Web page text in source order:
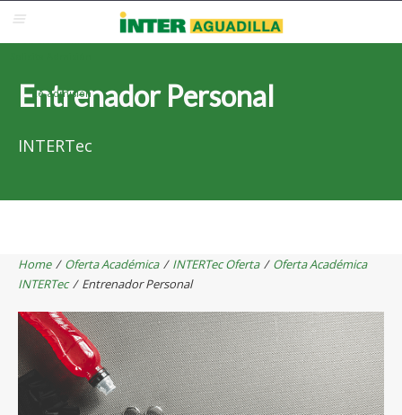
Correo Electrónico
Re-admisión
Entrenador Personal
INTERTec
Home / Oferta Académica / INTERTec Oferta / Oferta Académica
INTERTec / Entrenador Personal